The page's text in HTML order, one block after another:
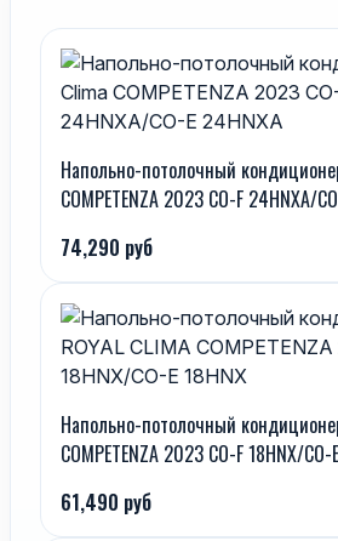
Напольно-потолочный
COMPETENZA 2023 CO-F 24HNXA/
74,290 руб
Напольно-потолочный
COMPETENZA 2023 CO-F 18HNX/CO-
61,490 руб